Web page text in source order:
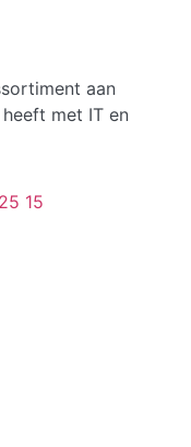
aan
met IT en
15